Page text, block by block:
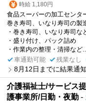
時給 1,180円
食品スーパーの加工センタ
巻き寿司、いなり寿司の製
・巻き寿司、いなり寿司な
・盛り付け、パック詰め
・作業内の整理・清掃など...
車通勤可能
残業なし
8月12日までに結果通
介護福祉士/サービス
護事業所/日勤・夜勤 -